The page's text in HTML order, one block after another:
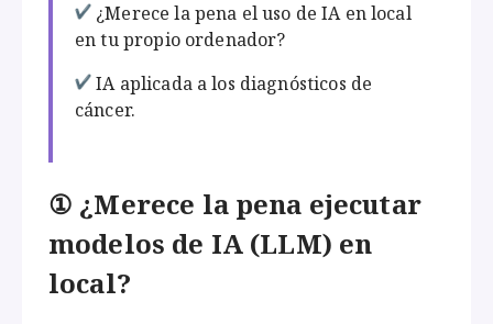
¿Merece la pena el uso de IA en local
en tu propio ordenador?
IA aplicada a los diagnósticos de
cáncer.
① ¿Merece la pena ejecutar
modelos de IA (LLM) en
local?